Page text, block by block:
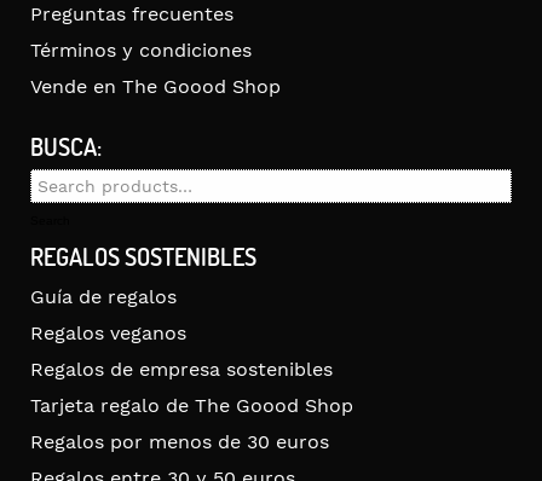
Preguntas frecuentes
Términos y condiciones
Vende en The Goood Shop
BUSCA:
Search
REGALOS SOSTENIBLES
Guía de regalos
Regalos veganos
Regalos de empresa sostenibles
Tarjeta regalo de The Goood Shop
Regalos por menos de 30 euros